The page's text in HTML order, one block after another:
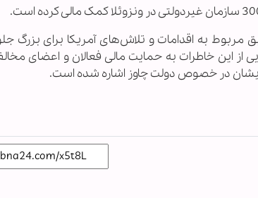
به اقدامات و تلاش‌های آمریکا برای بزرگ
این خاطرات به حمایت مالی فعالان و اعضای
در خصوص دولت چاوز اشاره شده است.